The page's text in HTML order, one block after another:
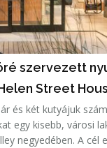
szervezett
Street
és két kutyájuk
egy kisebb, városi
negyedében. A cél